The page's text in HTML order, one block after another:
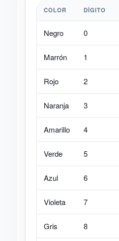
COLOR DÍGITO
Negro 0
Marrón 1
Rojo 2
Naranja 3
Amarillo 4
Verde 5
Azul 6
Violeta 7
Gris 8